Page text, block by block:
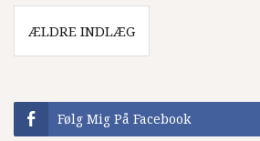
Navigation
til
ÆLDRE INDLÆG
Følg Mig På Facebook